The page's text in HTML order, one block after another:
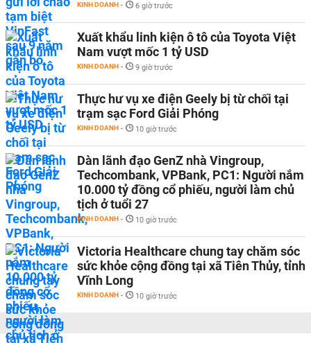
KINH DOANH - 6 giờ trước
Xuất khẩu linh kiện ô tô của Toyota Việt
Nam vượt mốc 1 tỷ USD
KINH DOANH - 9 giờ trước
Thực hư vụ xe điện Geely bị từ chối tại
trạm sạc Ford Giải Phóng
KINH DOANH - 10 giờ trước
Dàn lãnh đạo GenZ nhà Vingroup,
Techcombank, VPBank, PC1: Người nắm
10.000 tỷ đồng cổ phiếu, người làm chủ
tịch ở tuổi 27
KINH DOANH - 10 giờ trước
Victoria Healthcare chung tay chăm sóc
sức khỏe cộng đồng tại xã Tiên Thủy, tỉnh
Vĩnh Long
KINH DOANH - 10 giờ trước